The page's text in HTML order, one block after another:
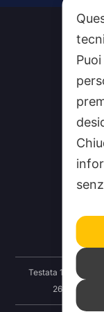
Alternative:
Testata 100
2625/2024